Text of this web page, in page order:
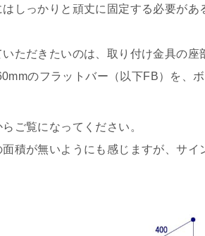
しっかりと頑丈に固定する必要があ
ただきたいのは、取り付け金具の
のフラットバー（以下FB）を、
ご覧になってください。
積が無いようにも感じますが、サイ